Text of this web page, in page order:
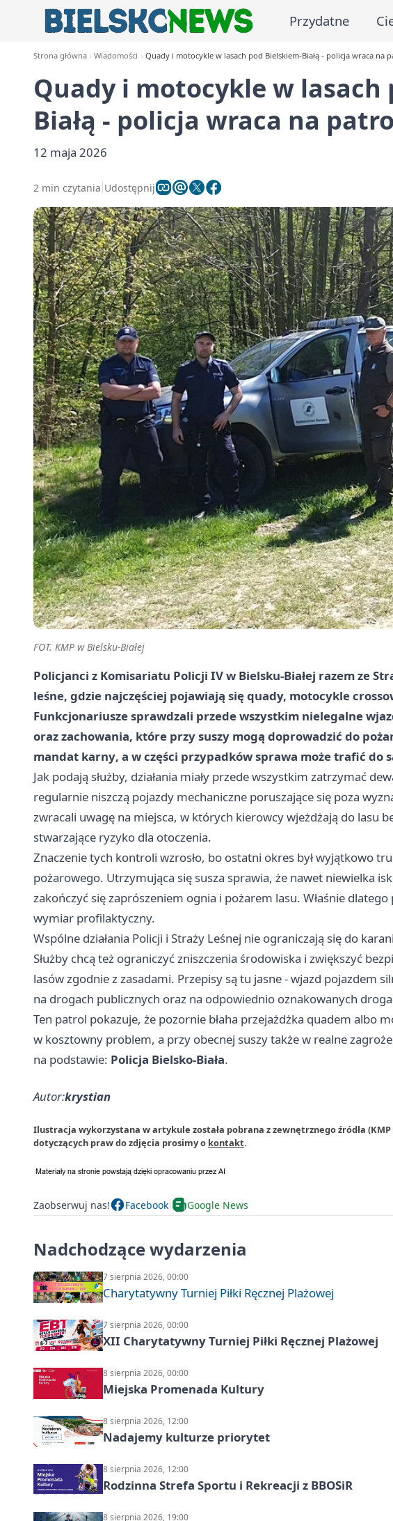
Przydatne
Strona główna Wiadomości Quady i motocykle w lasach pod Bielskiem-Białą - policja wraca na
Quady i motocykle w lasach
Białą - policja wraca na
12 maja 2026
2 min czytania Udostępnij
FOT. KMP w Bielsku-Białej
Policjanci z Komisariatu Policji IV w Bielsku-Białej razem ze
leśne, gdzie najczęściej pojawiają się quady, motocykle
Funkcjonariusze sprawdzali przede wszystkim nielegalne
oraz zachowania, które przy suszy mogą doprowadzić do
mandat karny, a w części przypadków sprawa może trafić do
Jak podają służby, działania miały przede wszystkim zatrzymać
regularnie niszczą pojazdy mechaniczne poruszające się poza
zwracali uwagę na miejsca, w których kierowcy wjeżdżają do lasu
stwarzające ryzyko dla otoczenia.
Znaczenie tych kontroli wzrosło, bo ostatni okres był wyjątkowo
pożarowego. Utrzymująca się susza sprawia, że nawet niewielka
zakończyć się zaprószeniem ognia i pożarem lasu. Właśnie
wymiar profilaktyczny.
Wspólne działania Policji i Straży Leśnej nie ograniczają się do
Służby chcą też ograniczyć zniszczenia środowiska i zwiększyć
lasów zgodnie z zasadami. Przepisy są tu jasne - wjazd pojazdem
na drogach publicznych oraz na odpowiednio oznakowanych
Ten patrol pokazuje, że pozornie błaha przejażdżka quadem albo
w kosztowny problem, a przy obecnej suszy także w realne
na podstawie: Policja Bielsko-Biała.
Autor:krystian
Ilustracja wykorzystana w artykule została pobrana z zewnętrznego źródła
dotyczących praw do zdjęcia prosimy o kontakt.
Zaobserwuj nas! Facebook Google News
Nadchodzące wydarzenia
7 sierpnia 2026, 00:00
Charytatywny Turniej Piłki Ręcznej Plażowej
7 sierpnia 2026, 00:00
XII Charytatywny Turniej Piłki Ręcznej Plażowej
8 sierpnia 2026, 00:00
Miejska Promenada Kultury
8 sierpnia 2026, 12:00
Nadajemy kulturze priorytet
8 sierpnia 2026, 12:00
Rodzinna Strefa Sportu i Rekreacji z BBOSiR
8 sierpnia 2026, 19:00